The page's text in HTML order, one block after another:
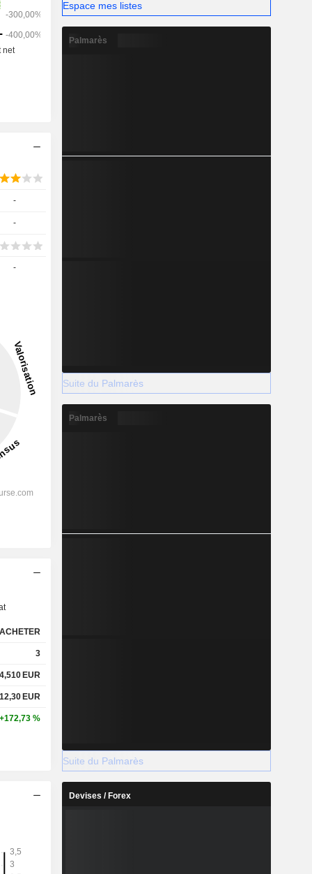
-
-
-
ACHETER
3
4,510EUR
12,30EUR
+172,73 %
Espace mes listes
Palmarès
Suite du Palmarès
Palmarès
Suite du Palmarès
Devises / Forex